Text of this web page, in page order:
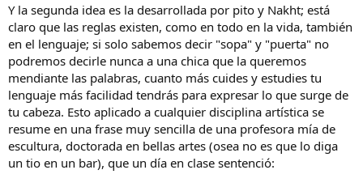
Y la segunda idea es la desarrollada por pito y Nakht; está
claro que las reglas existen, como en todo en la vida, también
en el lenguaje; si solo sabemos decir "sopa" y "puerta" no
podremos decirle nunca a una chica que la queremos
mendiante las palabras, cuanto más cuides y estudies tu
lenguaje más facilidad tendrás para expresar lo que surge de
tu cabeza. Esto aplicado a cualquier disciplina artística se
resume en una frase muy sencilla de una profesora mía de
escultura, doctorada en bellas artes (osea no es que lo diga
un tio en un bar), que un día en clase sentenció: